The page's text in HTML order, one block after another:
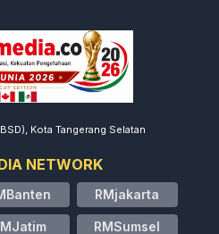
Kota Tangerang Selatan
NETWORK
RMjakarta
RMSumsel